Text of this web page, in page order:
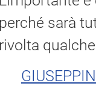
perché sarà
rivolta